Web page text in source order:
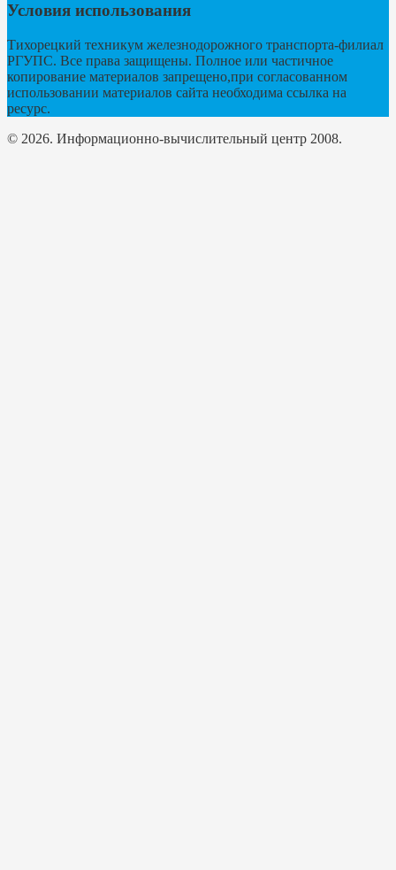
Условия использования
Тихорецкий техникум железнодорожного транспорта-филиал
РГУПС. Все права защищены. Полное или частичное
копирование материалов запрещено,при согласованном
использовании материалов сайта необходима ссылка на
ресурс.
© 2026. Информационно-вычислительный центр 2008.